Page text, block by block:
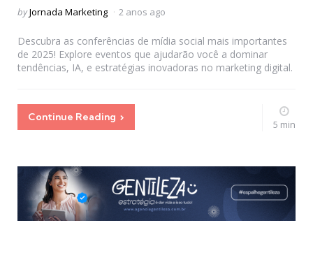
Posted
byJornada Marketing 2 anos ago
Descubra as conferências de mídia social mais importantes
de 2025! Explore eventos que ajudarão você a dominar
tendências, IA, e estratégias inovadoras no marketing digital.
Continue Reading
5 min